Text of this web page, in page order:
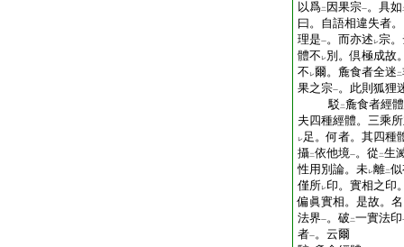
以爲二 因果宗一。具如
曰。自語相違失者
理是一。而亦述 レ宗
體不 レ別。倶極成故
不 レ爾。麁食者全迷 二
果之宗一。此則狐狸
駁 二麁食者經體
夫四種經體。三乘
レ足。何者。其四種
攝二依他境一。從 二生
性用別論。未レ離二
僅所レ印。實相之印
偏眞實相。是故。
法界一。破 二一實法印
者一。云爾